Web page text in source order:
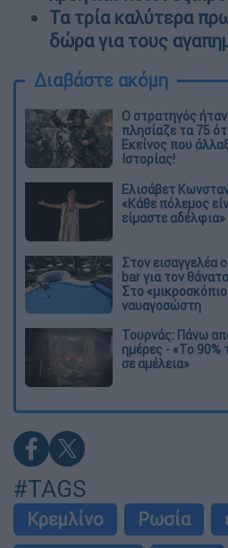
Τα τρία καλύτερα
δώρα για τους
Διαβάστε ακόμη
O στρατηγός
πλησίαζε τα 75
Εκείνος που
Ιστορίας!
Ελισάβετ
«Κάθε πόλεμος
είμαστε αδέλφια»
Στον εισαγγελέα
bar για τον
Στο
ναυαγοσώστη
Τουρνάς: Πάνω
ημέρες - «Το 90%
σε αμέλεια»
#TAGS
Κρεμλίνο Ρωσία